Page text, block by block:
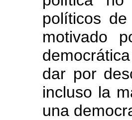
políticos
motivado
dar por
incluso la
una